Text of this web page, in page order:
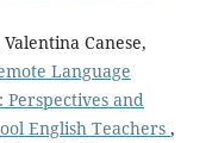
Canese,
Language
and
English Teachers ,